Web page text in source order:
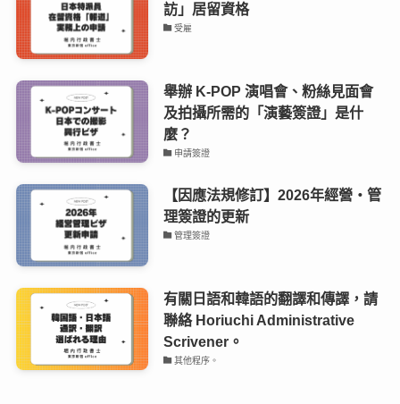
訪」居留資格
受雇
舉辦 K-POP 演唱會、粉絲見面會
及拍攝所需的「演藝簽證」是什
麼？
申請簽證
【因應法規修訂】2026年經營・管
理簽證的更新
管理簽證
有關日語和韓語的翻譯和傳譯，請
聯絡 Horiuchi Administrative
Scrivener。
其他程序。